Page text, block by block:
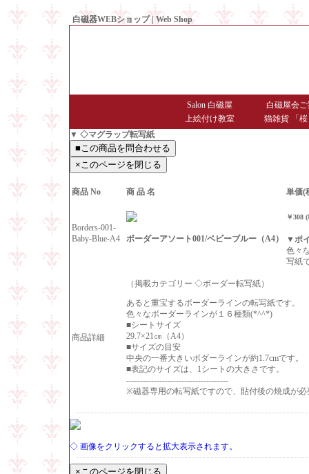
白磁器WEBショップ | Web Shop
Salon 白磁屋
白磁屋会
上絵付け教室
猫雑貨 「
▼ ◇マグラップ転写紙
商品 No 商 品 名 単価(
Borders-001-
Baby-Blue-A4
ボーダーアソート001/ベビーブルー（A4）
￥308
▼ポ
色々
写紙
商品詳細
（掲載カテゴリー ◇ボーダー転写紙）
あると重宝するボーダーラインの転写紙です。
色々なボーダーラインが１６種類(*^^*)
■シートサイズ
29.7×21㎝（A4）
■サイズの目安
中央の一番大きいボダーラインが約1.7cmです。
■表記のサイズは、1シートの大きさです。
-------------------------------------
※磁器専用の転写紙ですので、貼付後の焼成が
◇ 画像をクリックすると拡大表示されます。